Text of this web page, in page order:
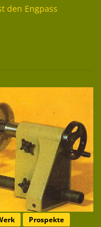
den Engpass
Prospekte